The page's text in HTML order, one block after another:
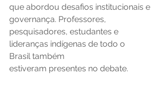
que abordou desafios institucionais e
governança. Professores,
pesquisadores, estudantes e
lideranças indígenas de todo o
Brasil também
estiveram presentes no debate.